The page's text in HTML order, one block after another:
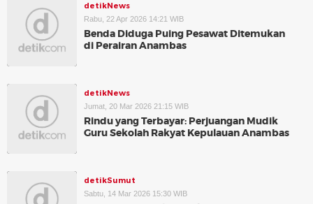
detikNews
Rabu, 22 Apr 2026 14:21 WIB
Benda Diduga Puing Pesawat Ditemukan
di Perairan Anambas
detikNews
Jumat, 20 Mar 2026 21:15 WIB
Rindu yang Terbayar: Perjuangan Mudik
Guru Sekolah Rakyat Kepulauan Anambas
detikSumut
Sabtu, 14 Mar 2026 15:30 WIB